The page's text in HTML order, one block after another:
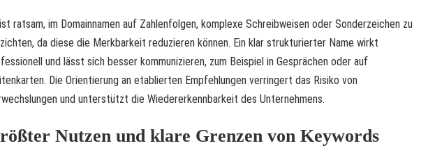
ratsam, im Domainnamen auf Zahlenfolgen, komplexe Schreibweisen oder Sonderzeichen zu
da diese die Merkbarkeit reduzieren können. Ein klar strukturierter Name wirkt
und lässt sich besser kommunizieren, zum Beispiel in Gesprächen oder auf
Die Orientierung an etablierten Empfehlungen verringert das Risiko von
und unterstützt die Wiedererkennbarkeit des Unternehmens.
Nutzen und klare Grenzen von Keywords